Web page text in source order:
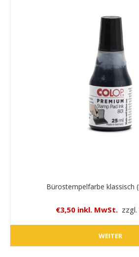
Bürostempelfarbe klassisch
€3,50 inkl. MwSt.
WEITER